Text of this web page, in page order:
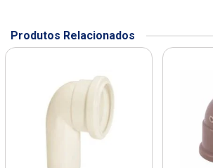
Produtos Relacionados